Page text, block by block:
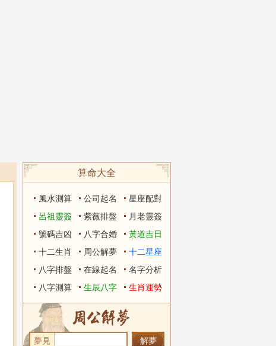
算命大全
風水測算 公司起名
星座配對
呂祖靈簽
紫薇排盤
月老靈簽
號碼吉凶
八字合婚
黃道吉日
十二生肖
周公解夢
十二星座
八字排盤
在線起名
名字分析
八字測算
生辰八字 生肖運勢
夢見